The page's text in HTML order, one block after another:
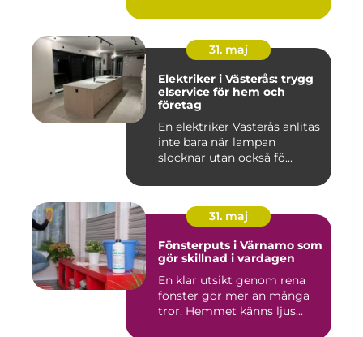
31. maj
Elektriker i Västerås: trygg
elservice för hem och
företag
En elektriker Västerås anlitas
inte bara när lampan
slocknar utan också fö...
31. maj
Fönsterputs i Värnamo som
gör skillnad i vardagen
En klar utsikt genom rena
fönster gör mer än många
tror. Hemmet känns ljus...